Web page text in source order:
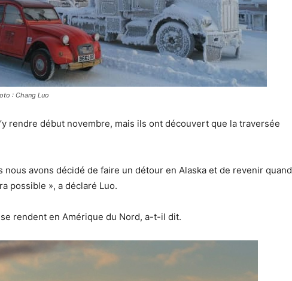
: Chang Luo
rendre début novembre, mais ils ont découvert que la traversée
nous avons décidé de faire un détour en Alaska et de revenir quand
possible », a déclaré Luo.
se rendent en Amérique du Nord, a-t-il dit.